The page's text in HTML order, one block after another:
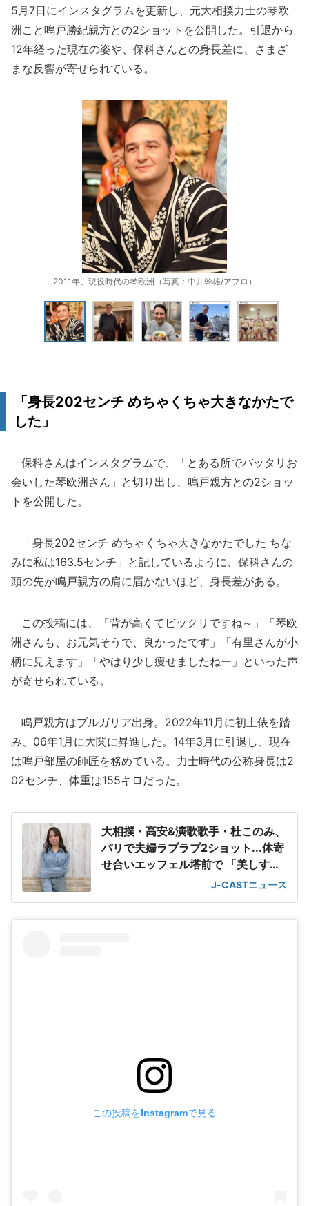
5月7日にインスタグラムを更新し、元大相撲力士の琴欧
洲こと鳴戸勝紀親方との2ショットを公開した。引退から
12年経った現在の姿や、保科さんとの身長差に、さまざ
まな反響が寄せられている。
2011年、現役時代の琴欧洲（写真：中井幹雄/アフロ）
「身長202センチ めちゃくちゃ大きなかたで
した」
保科さんはインスタグラムで、「とある所でバッタリお
会いした琴欧洲さん」と切り出し、鳴戸親方との2ショッ
トを公開した。
「身長202センチ めちゃくちゃ大きなかたでした ちな
みに私は163.5センチ」と記しているように、保科さんの
頭の先が鳴戸親方の肩に届かないほど、身長差がある。
この投稿には、「背が高くてビックリですね～」「琴欧
洲さんも、お元気そうで、良かったです」「有里さんが小
柄に見えます」「やはり少し痩せましたねー」といった声
が寄せられている。
鳴戸親方はブルガリア出身。2022年11月に初土俵を踏
み、06年1月に大関に昇進した。14年3月に引退し、現在
は鳴戸部屋の師匠を務めている。力士時代の公称身長は2
02センチ、体重は155キロだった。
大相撲・高安&演歌歌手・杜このみ、
パリで夫婦ラブラブ2ショット...体寄
せ合いエッフェル塔前で 「美しすぎ
J-CASTニュース
この投稿をInstagramで見る